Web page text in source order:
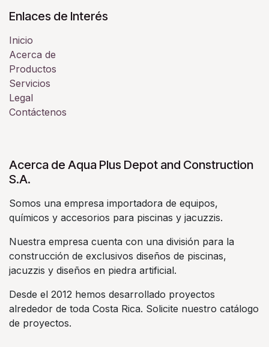
Enlaces de Interés
Inicio
Acerca de
Productos
Servicios
Legal
Contáctenos
Acerca de Aqua Plus Depot and Construction
S.A.
Somos una empresa importadora de equipos,
químicos y accesorios para piscinas y jacuzzis.
Nuestra empresa cuenta con una división para la
construcción de exclusivos diseños de piscinas,
jacuzzis y diseños en piedra artificial.
Desde el 2012 hemos desarrollado proyectos
alrededor de toda Costa Rica. Solicite nuestro catálogo
de proyectos.